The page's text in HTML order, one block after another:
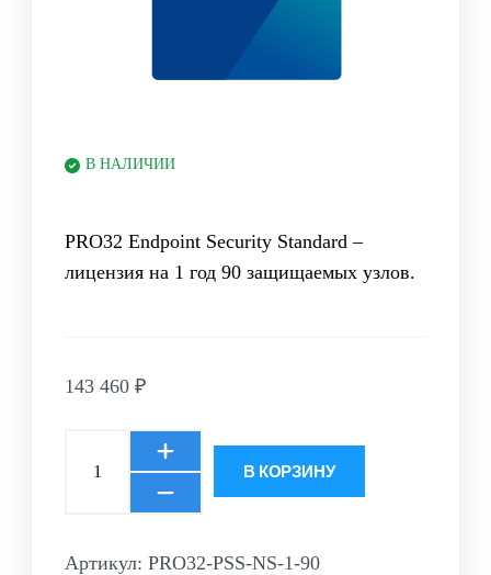
В НАЛИЧИИ
PRO32 Endpoint Security Standard –
лицензия на 1 год 90 защищаемых узлов.
143 460 ₽
В КОРЗИНУ
Артикул: PRO32-PSS-NS-1-90